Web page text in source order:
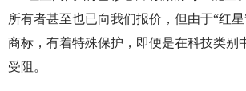
所有者甚至也已向我们报价，但由于“红
商标，有着特殊保护，即便是在科技类别
受阻。